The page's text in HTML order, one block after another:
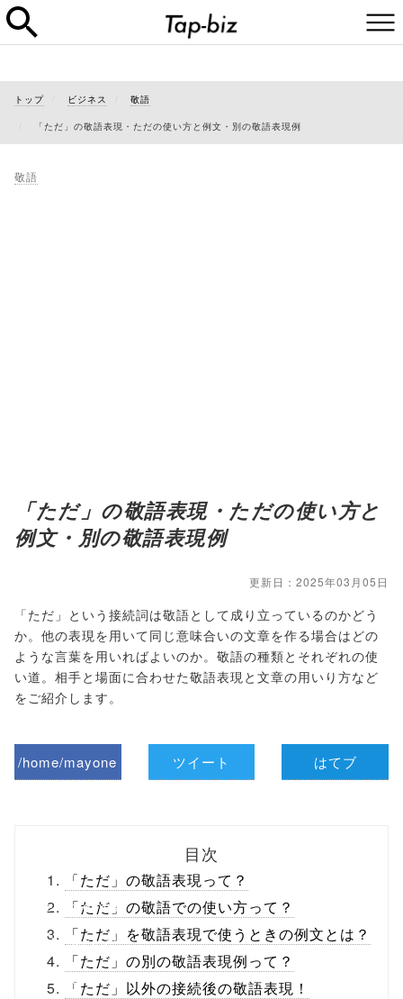
トップ ビジネス 敬語
「ただ」の敬語表現・ただの使い方と例文・別の敬語表現例
敬語
「ただ」の敬語表現・ただの使い方と
例文・別の敬語表現例
更新日：2025年03月05日
「ただ」という接続詞は敬語として成り立っているのかどう
か。他の表現を用いて同じ意味合いの文章を作る場合はどの
ような言葉を用いればよいのか。敬語の種類とそれぞれの使
い道。相手と場面に合わせた敬語表現と文章の用いり方など
をご紹介します。
/home/mayone
ml/wp-
content/themes
/tapbiz_theme/
parts/sns-
ツイート はてブ
目次
「ただ」の敬語表現って？
「ただ」の敬語での使い方って？
「ただ」を敬語表現で使うときの例文とは？
「ただ」の別の敬語表現例って？
「ただ」以外の接続後の敬語表現！